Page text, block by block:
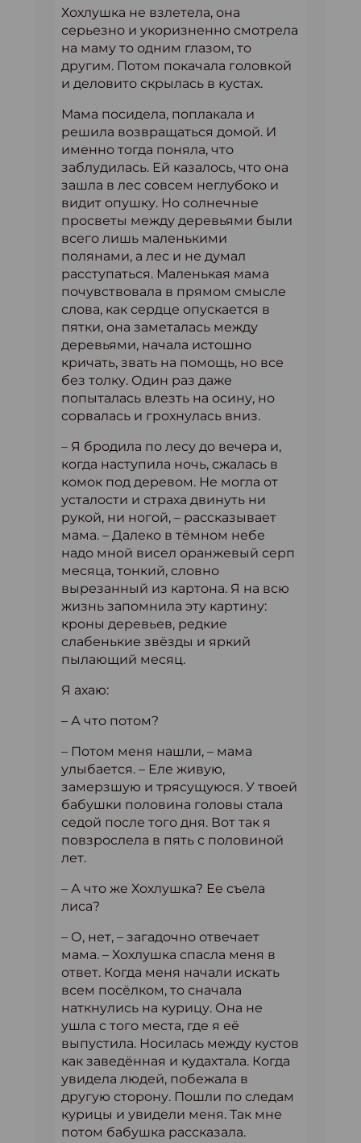
Хохлушка не взлетела, она
серьезно и укоризненно смотрела
на маму то одним глазом, то
другим. Потом покачала головкой
и деловито скрылась в кустах.
Мама посидела, поплакала и
решила возвращаться домой. И
именно тогда поняла, что
заблудилась. Ей казалось, что она
зашла в лес совсем неглубоко и
видит опушку. Но солнечные
просветы между деревьями были
всего лишь маленькими
полянами, а лес и не думал
расступаться. Маленькая мама
почувствовала в прямом смысле
слова, как сердце опускается в
пятки, она заметалась между
деревьями, начала истошно
кричать, звать на помощь, но все
без толку. Один раз даже
попыталась влезть на осину, но
сорвалась и грохнулась вниз.
– Я бродила по лесу до вечера и,
когда наступила ночь, сжалась в
комок под деревом. Не могла от
усталости и страха двинуть ни
рукой, ни ногой, – рассказывает
мама. – Далеко в тёмном небе
надо мной висел оранжевый серп
месяца, тонкий, словно
вырезанный из картона. Я на всю
жизнь запомнила эту картину:
кроны деревьев, редкие
слабенькие звёзды и яркий
пылающий месяц.
Я ахаю:
– А что потом?
– Потом меня нашли, – мама
улыбается. – Еле живую,
замерзшую и трясущуюся. У твоей
бабушки половина головы стала
седой после того дня. Вот так я
повзрослела в пять с половиной
лет.
– А что же Хохлушка? Ее съела
лиса?
– О, нет, – загадочно отвечает
мама. – Хохлушка спасла меня в
ответ. Когда меня начали искать
всем посёлком, то сначала
наткнулись на курицу. Она не
ушла с того места, где я её
выпустила. Носилась между кустов
как заведённая и кудахтала. Когда
увидела людей, побежала в
другую сторону. Пошли по следам
курицы и увидели меня. Так мне
потом бабушка рассказала.